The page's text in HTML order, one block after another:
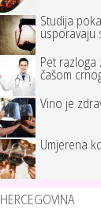
Studija
usporavaju
Pet
čašom
Vino je
Umjerena
HERCEGOVINA